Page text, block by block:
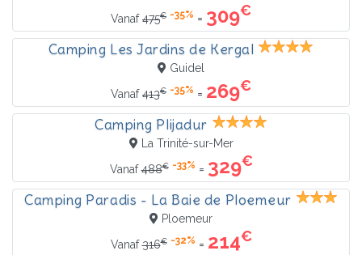
Vanaf475€ -35% = 309€
Camping Les Jardins de Kergal
Guidel
Vanaf413€ -35% = 269€
Camping Plijadur
La Trinité-sur-Mer
Vanaf488€ -33% = 329€
Camping Paradis - La Baie de Ploemeur
Ploemeur
Vanaf316€ -32% = 214€